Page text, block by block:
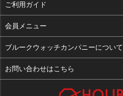
ご利用ガイド
よくある質問
支払い・送料
お客様の声
会員メニュー
ログイン
お気に入り
ブルークウォッチカンパニーについて
会社概要
お問い合わせはこちら